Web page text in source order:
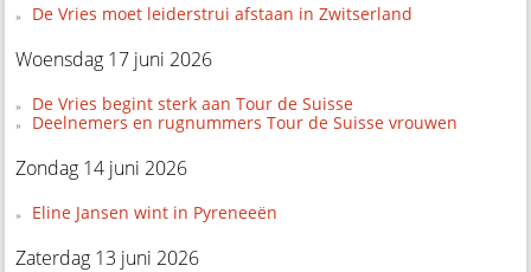
De Vries moet leiderstrui afstaan in Zwitserland
Woensdag 17 juni 2026
De Vries begint sterk aan Tour de Suisse
Deelnemers en rugnummers Tour de Suisse vrouwen
Zondag 14 juni 2026
Eline Jansen wint in Pyreneeën
Zaterdag 13 juni 2026